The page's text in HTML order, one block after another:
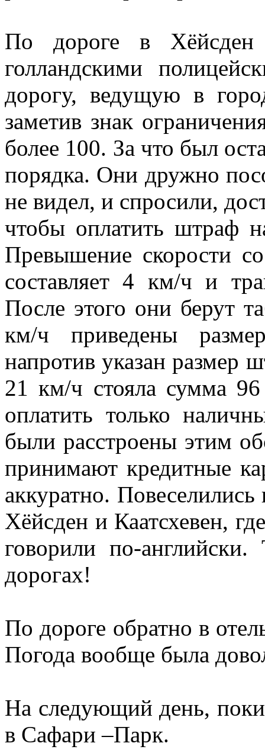
По дороге в Хёйсден
голландскими
дорогу, ведущую в
заметив знак
более 100. За что был
порядка. Они дружно
не видел, и спросили,
чтобы оплатить штраф
Превышение скорости
составляет 4 км/ч и
После этого они берут
км/ч приведены
напротив указан размер
21 км/ч стояла сумма
оплатить только
были расстроены этим
принимают кредитные
аккуратно.
Хёйсден и Каатсхевен,
говорили по-
дорогах!
По дороге обратно в
Погода вообще была
На следующий день,
в Сафари –Парк.